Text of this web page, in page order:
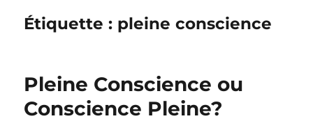
Étiquette : pleine conscience
Pleine Conscience ou
Conscience Pleine?